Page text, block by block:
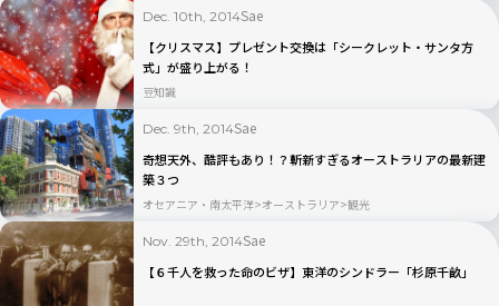
Dec. 10th, 2014Sae
【クリスマス】プレゼント交換は「シークレット・サンタ方
式」が盛り上がる！
豆知識
Dec. 9th, 2014Sae
奇想天外、酷評もあり！？斬新すぎるオーストラリアの最新建
築３つ
オセアニア・南太平洋 オーストラリア 観光
Nov. 29th, 2014Sae
【６千人を救った命のビザ】東洋のシンドラー「杉原千畝」